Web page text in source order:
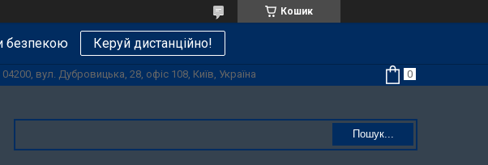
Кошик
безпекою Керуй дистанційно!
04200, вул. Дубровицька, 28, офіс 108, Київ, Україна
Пошук...